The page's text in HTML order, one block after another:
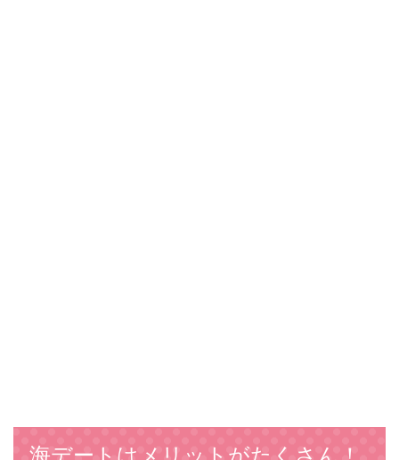
海デートはメリットがたくさん！